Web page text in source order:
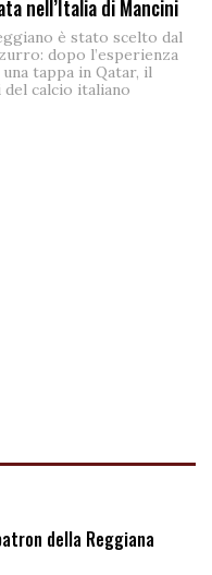
nell’Italia di Mancini
è stato scelto dal
dopo l’esperienza
tappa in Qatar, il
calcio italiano
della Reggiana